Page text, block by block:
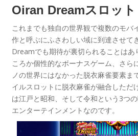
Oiran Dreamスロッ
これまでも独自の世界観で複数のモバ
作と呼ぶにふさわしい域に到達させて
Dreamでも期待が裏切られることはあ
ころか個性的なボーナスゲーム、さら
ノの世界にはなかった脱衣麻雀要素ま
イルスロットに脱衣麻雀が融合しただ
は江戸と昭和、そして令和という3つ
エンターテインメントなのです。